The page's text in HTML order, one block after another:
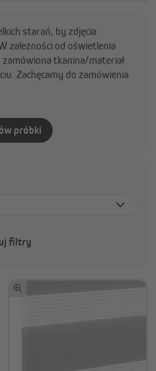
starań, by zdjęcia
zależności od oświetlenia
tkanina/materiał
Zachęcamy do zamówienia
próbki
filtry